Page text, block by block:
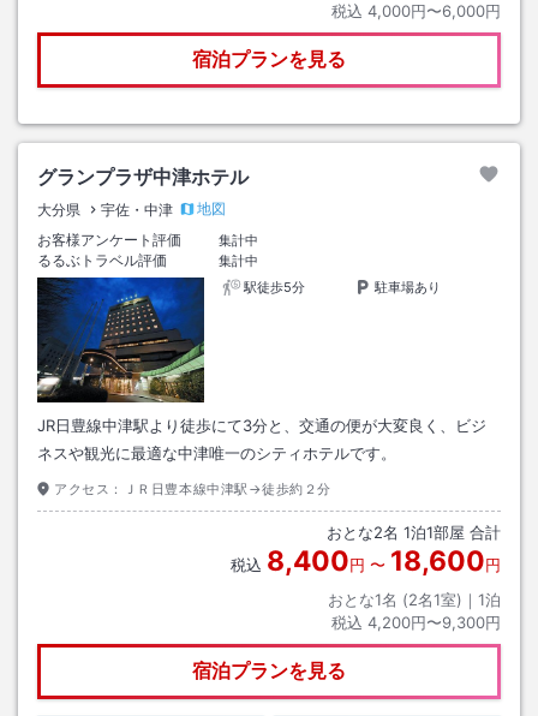
税込 4,000円〜6,000円
宿泊プランを見る
グランプラザ中津ホテル
大分県 宇佐・中津
地図
お客様アンケート評価
集計中
るるぶトラベル評価
集計中
駅徒歩5分
駐車場あり
JR日豊線中津駅より徒歩にて3分と、交通の便が大変良く、ビジ
ネスや観光に最適な中津唯一のシティホテルです。
アクセス： ＪＲ日豊本線中津駅→徒歩約２分
おとな2名 1泊1部屋 合計
税込 8,400円 〜 18,600円
おとな1名 (2名1室)｜ 1泊
税込 4,200円〜9,300円
宿泊プランを見る